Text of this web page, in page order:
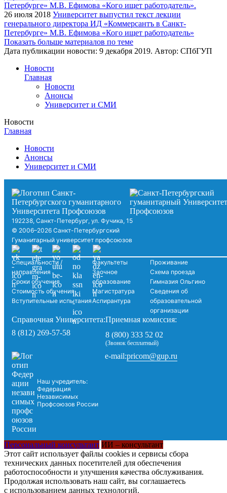
26 июля 2018 Университет выпустил текст лекции
генерального директора ИД «Коммерсантъ в Санкт-
Петербурге» М.В. Ефимова «Кого ищет работодатель»
Показать больше материалов по теме
Дата публикации новости: 9 декабря 2019. Автор: СПбГУП
Новости
Главная
Новости
Анонсы
Университет и СМИ
Новости
Главная
Новости
Анонсы
Университет и СМИ
192238, Санкт-Петербург, ул. Фучика, 15
© 2006–2026 Санкт-Петербургский
Гуманитарный университет профсоюзов
Специальности /
направления
Сроки обучения
Стоимость обучения
Вступительные испытания
Факультеты
Заочное
образование
Магистратура
Аспирантура
Проживание
Схема проезда
Гимназия Ольгино
Сведения об
образовательной
организации
Справочная Университета:
8 (812) 269-57-58
Приемная комиссия:
8 (800) 333 52 02
(Звонок бесплатный)
Наш учредитель:
Федерация
Независимых
Профсоюзов России
e-mail:pricom@gup.ru
Персональный консультант ИИ – консультант
Этот сайт использует файлы cookies и сервисы сбора
технических данных посетителей для обеспечения
работоспособности и улучшения качества обслуживания.
Продолжая использовать наш сайт, вы соглашаетесь
с использованием данных технологий.